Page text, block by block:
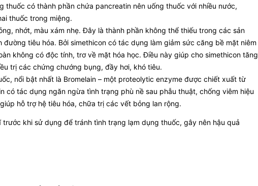
thuốc có thành phần chứa pancreatin nên uống thuốc với nhiều nước,
thuốc trong miệng.
nhớt, màu xám nhẹ. Đây là thành phần không thể thiếu trong các sản
đường tiêu hóa. Bởi simethicon có tác dụng làm giảm sức căng bề mặt niêm
không có độc tính, trơ về mặt hóa học. Điều này giúp cho simethicon tăng
trị các chứng chướng bụng, đầy hơi, khó tiêu.
nổi bật nhất là Bromelain – một proteolytic enzyme được chiết xuất từ
có tác dụng ngăn ngừa tình trạng phù nề sau phẫu thuật, chống viêm hiệu
hỗ trợ hệ tiêu hóa, chữa trị các vết bỏng lan rộng.
khi sử dụng để tránh tình trạng lạm dụng thuốc, gây nên hậu quả